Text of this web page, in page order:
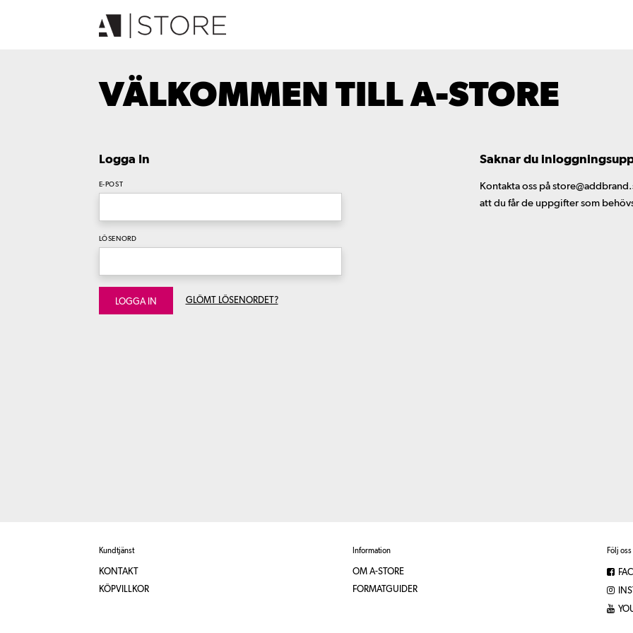
VÄLKOMMEN TILL A-STORE
Logga In
E-POST
LÖSENORD
LOGGA IN GLÖMT LÖSENORDET?
Saknar du
Kontakta oss på
att du får de uppgifter som
Kundtjänst
KONTAKT
KÖPVILLKOR
Information
OM A-STORE
FORMATGUIDER
Följ oss